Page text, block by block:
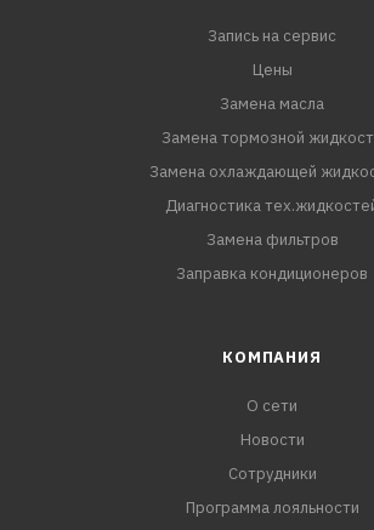
Запись на сервис
Цены
Замена масла
Замена тормозной
Замена охлаждающей
Диагностика
Замена фильтров
Заправка кондиционеров
КОМПАНИЯ
О сети
Новости
Сотрудники
Программа лояльности